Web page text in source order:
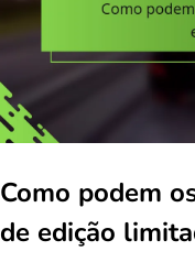
Como podem
de edição